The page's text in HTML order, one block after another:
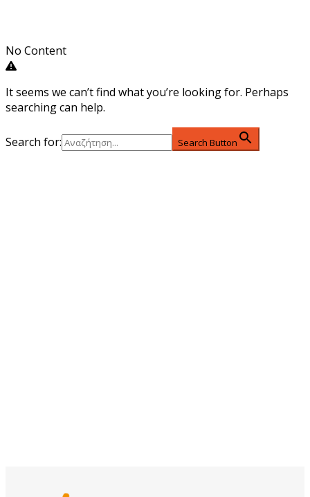
No Content
It seems we can’t find what you’re looking for. Perhaps
searching can help.
Search for: Search Button